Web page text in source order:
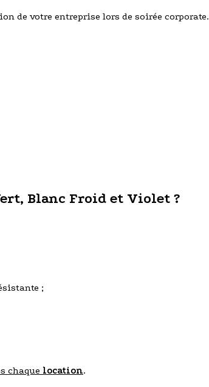
de votre entreprise lors de soirée corporate.
Blanc Froid et Violet ?
;
chaque location.